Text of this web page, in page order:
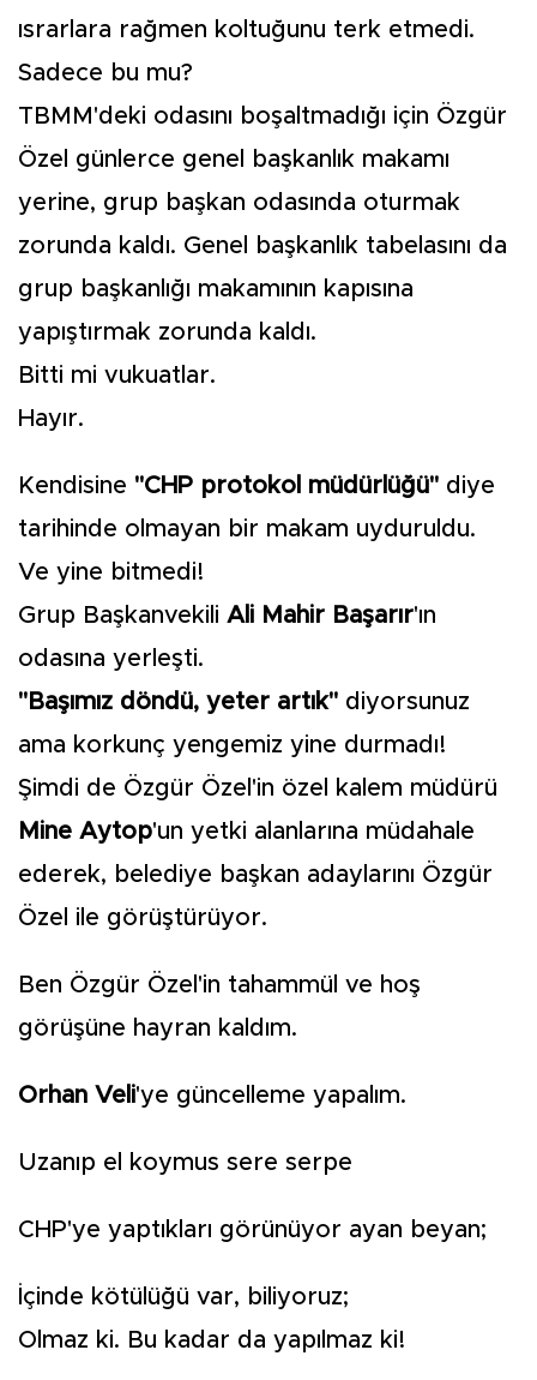
ısrarlara rağmen koltuğunu terk etmedi.
Sadece bu mu?
TBMM'deki odasını boşaltmadığı için Özgür
Özel günlerce genel başkanlık makamı
yerine, grup başkan odasında oturmak
zorunda kaldı. Genel başkanlık tabelasını da
grup başkanlığı makamının kapısına
yapıştırmak zorunda kaldı.
Bitti mi vukuatlar.
Hayır.
Kendisine "CHP protokol müdürlüğü" diye
tarihinde olmayan bir makam uyduruldu.
Ve yine bitmedi!
Grup Başkanvekili Ali Mahir Başarır'ın
odasına yerleşti.
"Başımız döndü, yeter artık" diyorsunuz
ama korkunç yengemiz yine durmadı!
Şimdi de Özgür Özel'in özel kalem müdürü
Mine Aytop'un yetki alanlarına müdahale
ederek, belediye başkan adaylarını Özgür
Özel ile görüştürüyor.
Ben Özgür Özel'in tahammül ve hoş
görüşüne hayran kaldım.
Orhan Veli'ye güncelleme yapalım.
Uzanıp el koymus sere serpe
CHP'ye yaptıkları görünüyor ayan beyan;
İçinde kötülüğü var, biliyoruz;
Olmaz ki. Bu kadar da yapılmaz ki!